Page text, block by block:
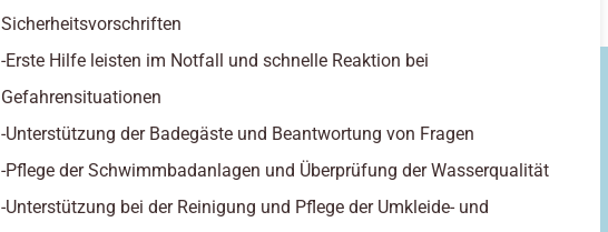
Sicherheitsvorschriften
-Erste Hilfe leisten im Notfall und schnelle Reaktion bei
Gefahrensituationen
-Unterstützung der Badegäste und Beantwortung von Fragen
-Pflege der Schwimmbadanlagen und Überprüfung der Wasserqualität
-Unterstützung bei der Reinigung und Pflege der Umkleide- und